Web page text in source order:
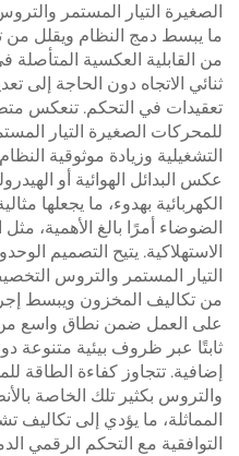
الصغيرة التيار المستمر
ما يبسط دمج النظام ويقلل من
من القابلية العكسية المتأصلة
ثنائي الاتجاه دون الحاجة إلى
تعقيدات في التحكم. تنعكس
للمحركات الصغيرة التيار
التشغيلية وزيادة موثوقية
عكس البدائل الهوائية أو
الكهربائية بهدوء، ما يجعلها
الضوضاء أمرًا بالغ الأهمية،
الاستهلاكية. يتيح التصميم
التيار المستمر والتروس
من تكاليف المخزون ويبسط
على العمل ضمن نطاق واسع من
ثابتًا عبر ظروف بيئية متنوعة
إضافية. تتجاوز كفاءة الطاقة
والتروس بكثير تلك الخاصة
المماثلة، ما يؤدي إلى تكاليف
التوافقية مع التحكم الرقمي